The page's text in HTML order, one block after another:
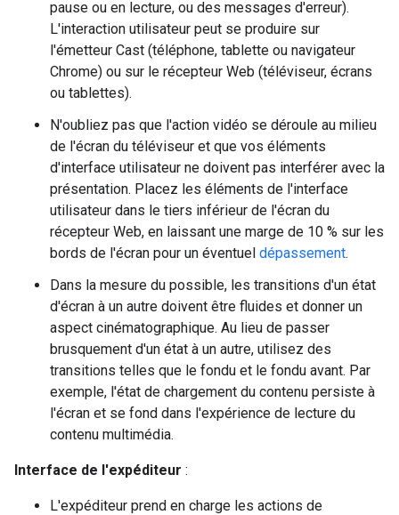
pause ou en lecture, ou des messages d'erreur).
L'interaction utilisateur peut se produire sur
l'émetteur Cast (téléphone, tablette ou navigateur
Chrome) ou sur le récepteur Web (téléviseur, écrans
ou tablettes).
N'oubliez pas que l'action vidéo se déroule au milieu
de l'écran du téléviseur et que vos éléments
d'interface utilisateur ne doivent pas interférer avec la
présentation. Placez les éléments de l'interface
utilisateur dans le tiers inférieur de l'écran du
récepteur Web, en laissant une marge de 10 % sur les
bords de l'écran pour un éventuel dépassement.
Dans la mesure du possible, les transitions d'un état
d'écran à un autre doivent être fluides et donner un
aspect cinématographique. Au lieu de passer
brusquement d'un état à un autre, utilisez des
transitions telles que le fondu et le fondu avant. Par
exemple, l'état de chargement du contenu persiste à
l'écran et se fond dans l'expérience de lecture du
contenu multimédia.
Interface de l'expéditeur :
L'expéditeur prend en charge les actions de